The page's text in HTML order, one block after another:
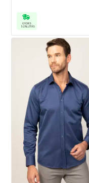
GYORS
SZÁLLÍTÁS